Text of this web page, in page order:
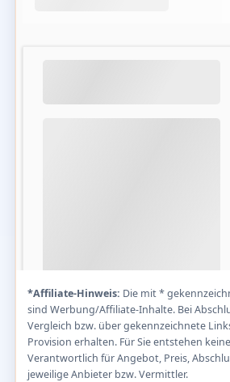
*Affiliate-Hinweis: Die mit *
sind Werbung/Affiliate-Inhalte. Bei
Vergleich bzw. über gekennzeichnete
Provision erhalten. Für Sie entstehen
Verantwortlich für Angebot, Preis,
jeweilige Anbieter bzw. Vermittler.